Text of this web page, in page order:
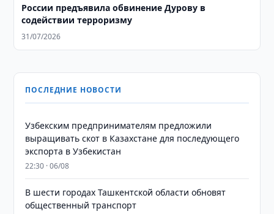
России предъявила обвинение Дурову в
содействии терроризму
31/07/2026
ПОСЛЕДНИЕ НОВОСТИ
Узбекским предпринимателям предложили
выращивать скот в Казахстане для последующего
экспорта в Узбекистан
22:30 · 06/08
В шести городах Ташкентской области обновят
общественный транспорт